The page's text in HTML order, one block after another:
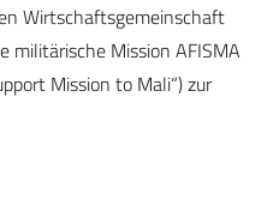
Wirtschaftsgemeinschaft
militärische Mission AFISMA
Mission to Mali“) zur